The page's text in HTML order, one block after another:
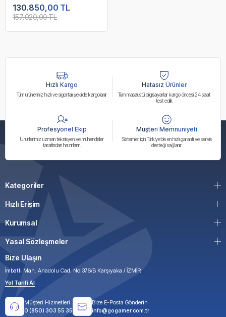
240mm Sıvı Soğutma / MSI
27" 180Hz. / AMD Gaming
Paket
130.850,00 TL
157.020,00 TL
Hızlı Kargo
Tüm ürünleriniz hızlı ve sigortalı şekilde kargolanır
Hatasız Ürünler
Tüm masaüstü bilgisayarlar kargo öncesi 24 saat
test edilir.
Profesyonel Ekip
Ürünlerimiz uzman teknisyen ve mühendisler
tarafından hazırlanır.
Müşteri Memnuniyeti
Sistemler için Türkiye’de en hızlı garanti ve servis
desteği sağlanır.
Kategoriler
Hızlı Erişim
Kurumsal
Yasal Sözleşmeler
Bize Ulaşın
İmbatlı Mah. Anadolu Cad. No:376/B Karşıyaka / İZMİR
Yol Tarifi Al
Müşteri Hizmetleri
0 (850) 303 55 35
Bize E-Posta Gönderin
info@gogamer.com.tr